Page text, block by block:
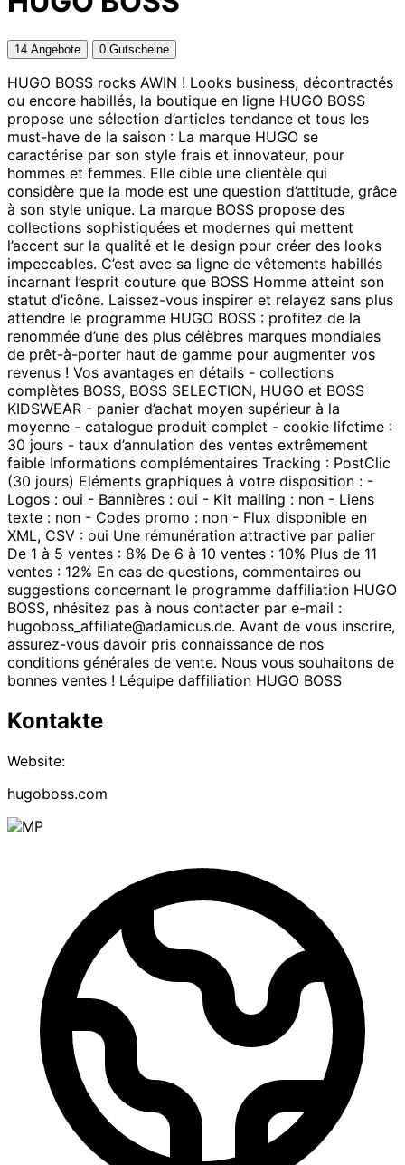
14 Angebote 0 Gutscheine
HUGO BOSS rocks AWIN ! Looks business, décontractés
ou encore habillés, la boutique en ligne HUGO BOSS
propose une sélection d’articles tendance et tous les
must-have de la saison : La marque HUGO se
caractérise par son style frais et innovateur, pour
hommes et femmes. Elle cible une clientèle qui
considère que la mode est une question d’attitude, grâce
à son style unique. La marque BOSS propose des
collections sophistiquées et modernes qui mettent
l’accent sur la qualité et le design pour créer des looks
impeccables. C’est avec sa ligne de vêtements habillés
incarnant l’esprit couture que BOSS Homme atteint son
statut d’icône. Laissez-vous inspirer et relayez sans plus
attendre le programme HUGO BOSS : profitez de la
renommée d’une des plus célèbres marques mondiales
de prêt-à-porter haut de gamme pour augmenter vos
revenus ! Vos avantages en détails - collections
complètes BOSS, BOSS SELECTION, HUGO et BOSS
KIDSWEAR - panier d’achat moyen supérieur à la
moyenne - catalogue produit complet - cookie lifetime :
30 jours - taux d’annulation des ventes extrêmement
faible Informations complémentaires Tracking : PostClic
(30 jours) Eléments graphiques à votre disposition : -
Logos : oui - Bannières : oui - Kit mailing : non - Liens
texte : non - Codes promo : non - Flux disponible en
XML, CSV : oui Une rémunération attractive par palier
De 1 à 5 ventes : 8% De 6 à 10 ventes : 10% Plus de 11
ventes : 12% En cas de questions, commentaires ou
suggestions concernant le programme daffiliation HUGO
BOSS, nhésitez pas à nous contacter par e-mail :
hugoboss_affiliate@adamicus.de. Avant de vous inscrire,
assurez-vous davoir pris connaissance de nos
conditions générales de vente. Nous vous souhaitons de
bonnes ventes ! Léquipe daffiliation HUGO BOSS
Kontakte
Website:
hugoboss.com